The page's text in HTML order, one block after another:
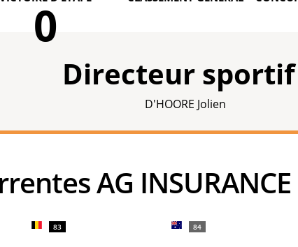
0
Directeur sportif
D'HOORE Jolien
AG
83 84